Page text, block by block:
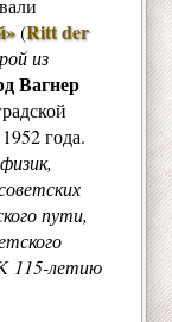
(Ritt der
из
Вагнер
года.
пути,
115-летию